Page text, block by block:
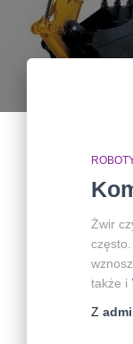
Żwir
także i
Z